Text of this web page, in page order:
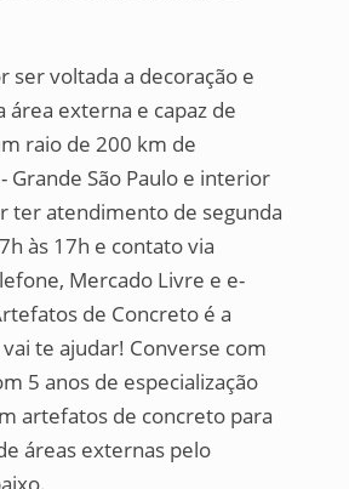
ser voltada a decoração e
área externa e capaz de
raio de 200 km de
Grande São Paulo e interior
ter atendimento de segunda
às 17h e contato via
Mercado Livre e e-
de Concreto é a
te ajudar! Converse com
5 anos de especialização
artefatos de concreto para
áreas externas pelo